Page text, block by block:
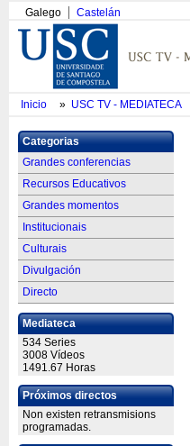
Galego Castelán
Inicio » USC TV - MEDIATECA
Categorias
Grandes conferencias
Recursos Educativos
Grandes momentos
Institucionais
Culturais
Divulgación
Directo
Mediateca
534 Series
3008 Vídeos
1491.67 Horas
Próximos directos
Non existen retransmisions
programadas.